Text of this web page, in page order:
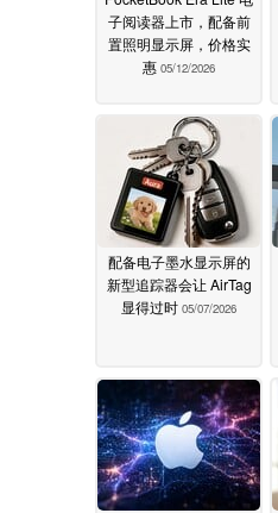
子阅读器上市，配备前
置照明显示屏，价格实
惠 05/12/2026
配备电子墨水显示屏的
新型追踪器会让 AirTag
显得过时 05/07/2026